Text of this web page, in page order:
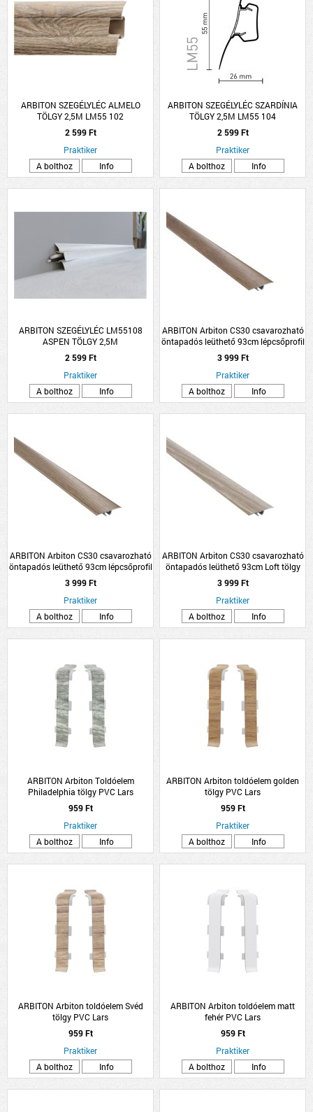
ARBITON SZEGÉLYLÉC ALMELO
TÖLGY 2,5M LM55 102
2 599 Ft
Praktiker
A bolthoz
Info
ARBITON SZEGÉLYLÉC SZARDÍNIA
TÖLGY 2,5M LM55 104
2 599 Ft
Praktiker
A bolthoz
Info
ARBITON SZEGÉLYLÉC LM55108
ASPEN TÖLGY 2,5M
2 599 Ft
Praktiker
A bolthoz
Info
ARBITON Arbiton CS30 csavarozható
öntapadós leüthető 93cm lépcsőprofil
Santana tölgy
3 999 Ft
Praktiker
A bolthoz
Info
ARBITON Arbiton CS30 csavarozható
öntapadós leüthető 93cm lépcsőprofil
Manorial tölgy
3 999 Ft
Praktiker
A bolthoz
Info
ARBITON Arbiton CS30 csavarozható
öntapadós leüthető 93cm Loft tölgy
lépcsőprofil
3 999 Ft
Praktiker
A bolthoz
Info
ARBITON Arbiton Toldóelem
Philadelphia tölgy PVC Lars
959 Ft
Praktiker
A bolthoz
Info
ARBITON Arbiton toldóelem golden
tölgy PVC Lars
959 Ft
Praktiker
A bolthoz
Info
ARBITON Arbiton toldóelem Svéd
tölgy PVC Lars
959 Ft
Praktiker
A bolthoz
Info
ARBITON Arbiton toldóelem matt
fehér PVC Lars
959 Ft
Praktiker
A bolthoz
Info